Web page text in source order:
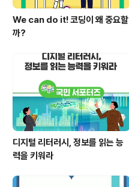
We can do it! 코딩이 왜 중요할
까?
디지털 리터러시, 정보를 읽는 능
력을 키워라